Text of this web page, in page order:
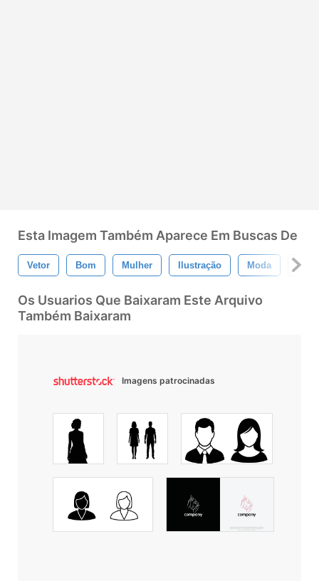
Esta Imagem Também Aparece Em Buscas De
Vetor Bom Mulher Ilustração Moda
Os Usuarios Que Baixaram Este Arquivo
Também Baixaram
Imagens patrocinadas